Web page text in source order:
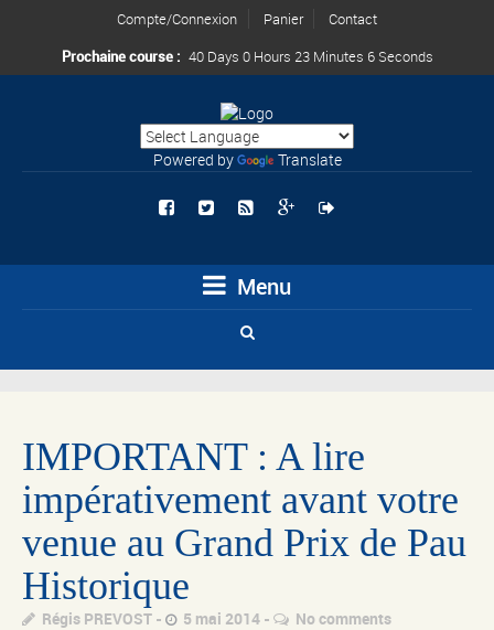
Compte/Connexion Panier
Contact
Prochaine course : 40 Days 0 Hours 23 Minutes 6 Seconds
Powered by Translate
Menu
IMPORTANT : A lire
impérativement avant votre
venue au Grand Prix de Pau
Historique
Régis PREVOST 5 mai 2014 No comments